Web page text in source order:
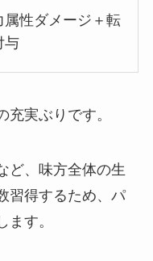
属性ダメージ＋転
与
実ぶりです。
ど、味方全体の生
習得するため、パ
す。